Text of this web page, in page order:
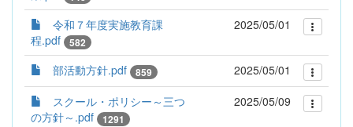
令和７年度実施教育課
程.pdf
582
2025/05/01
部活動方針.pdf 859
2025/05/01
スクール・ポリシー～三つ
の方針～.pdf
1291
2025/05/09